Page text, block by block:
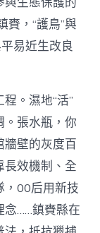
，“護鳥”與
易近生改良
。濕地“活”
。張水瓶，你
牆壁的灰度百
長效機制、全
，00后用新技
念……鎮賚縣在